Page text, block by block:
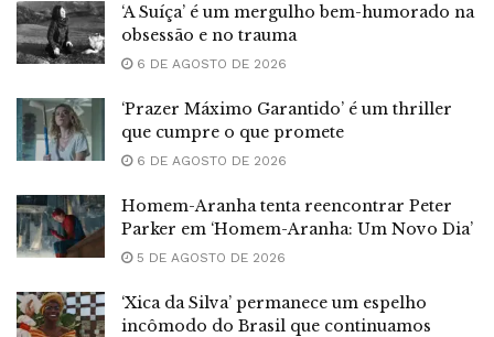
‘A Suíça’ é um mergulho bem-humorado na
obsessão e no trauma
6 DE AGOSTO DE 2026
‘Prazer Máximo Garantido’ é um thriller
que cumpre o que promete
6 DE AGOSTO DE 2026
Homem-Aranha tenta reencontrar Peter
Parker em ‘Homem-Aranha: Um Novo Dia’
5 DE AGOSTO DE 2026
‘Xica da Silva’ permanece um espelho
incômodo do Brasil que continuamos